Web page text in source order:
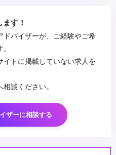
す！
ドバイザーが、ご経験やご希
トに掲載していない求人を
談ください。
ザーに相談する